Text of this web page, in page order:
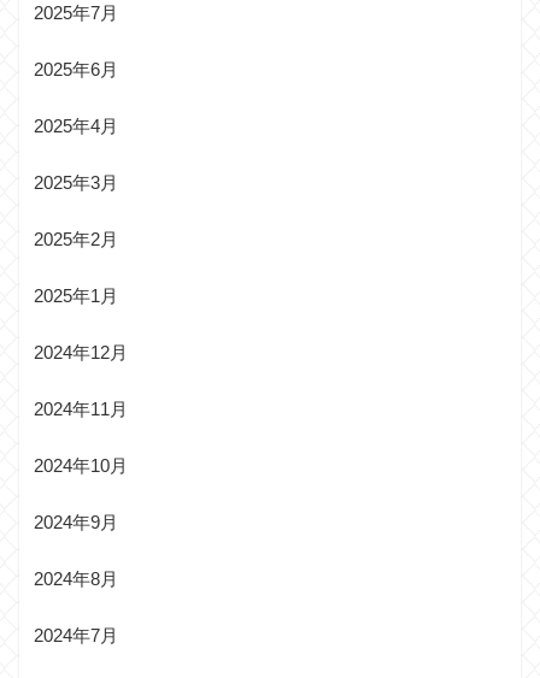
2025年7月
2025年6月
2025年4月
2025年3月
2025年2月
2025年1月
2024年12月
2024年11月
2024年10月
2024年9月
2024年8月
2024年7月